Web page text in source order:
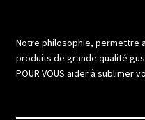
Notre philosophie, permettre
produits de grande qualité
POUR VOUS aider à sublimer